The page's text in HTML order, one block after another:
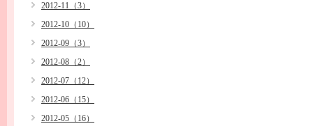
2012-11（3）
2012-10（10）
2012-09（3）
2012-08（2）
2012-07（12）
2012-06（15）
2012-05（16）